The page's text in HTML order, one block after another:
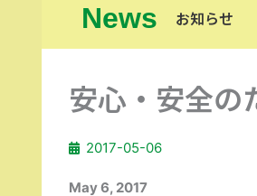
News お知らせ
安心・安全の
2017-05-06
May 6, 2017